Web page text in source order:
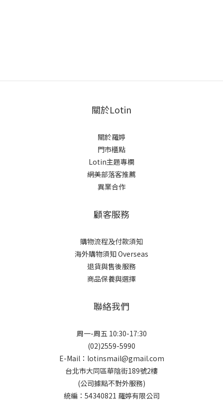
關於Lotin
關於羅婷
門市櫃點
Lotin主題專欄
網美部落客推薦
異業合作
顧客服務
購物流程及付款須知
海外購物須知 Overseas
退貨與售後服務
商品保養與選擇
聯絡我們
周一-周五 10:30-17:30
(02)2559-5990
E-Mail：lotinsmail@gmail.com
台北市大同區華陰街189號2樓
(公司據點不對外服務)
統編：54340821 羅婷有限公司